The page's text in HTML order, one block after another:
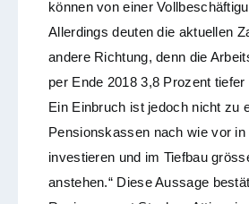
können von einer
Allerdings deuten die aktuellen
andere Richtung, denn die
per Ende 2018 3,8 Prozent tiefer
Ein Einbruch ist jedoch nicht zu
Pensionskassen nach wie vor in
investieren und im Tiefbau
anstehen.“ Diese Aussage